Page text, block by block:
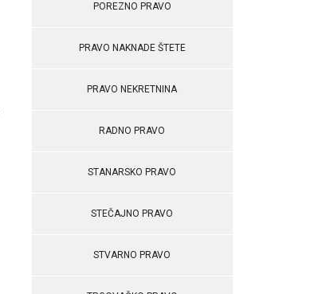
POREZNO PRAVO
PRAVO NAKNADE ŠTETE
PRAVO NEKRETNINA
RADNO PRAVO
STANARSKO PRAVO
STEČAJNO PRAVO
STVARNO PRAVO